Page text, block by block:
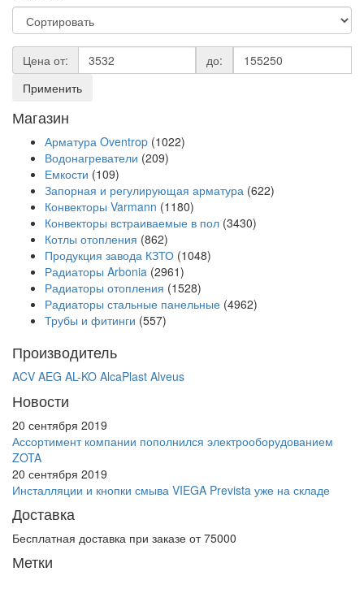
Цена от:
до:
Применить
Магазин
Арматура Oventrop (1022)
Водонагреватели (209)
Емкости (109)
Запорная и регулирующая арматура (622)
Конвекторы Varmann (1180)
Конвекторы встраиваемые в пол (3430)
Котлы отопления (862)
Продукция завода КЗТО (1048)
Радиаторы Arbonia (2961)
Радиаторы отопления (1528)
Радиаторы стальные панельные (4962)
Трубы и фитинги (557)
Производитель
ACV AEG AL-KO AlcaPlast Alveus
Новости
20 сентября 2019
Ассортимент компании пополнился электрооборудованием
ZOTA
20 сентября 2019
Инсталляции и кнопки смыва VIEGA Prevista уже на складе
Доставка
Бесплатная доставка при заказе от 75000
Метки